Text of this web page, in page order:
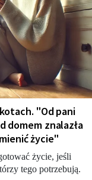
"Od pani
domem znalazła
życie"
życie, jeśli
tego potrzebują.